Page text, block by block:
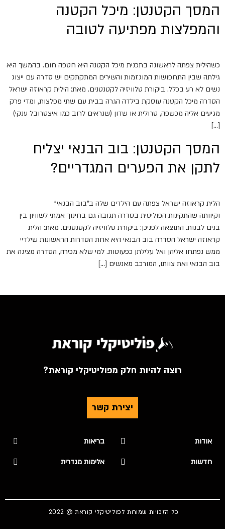
המסך הקטנטן: מיכל הקטנה
והמפלצות מפתיעה לטובה
כשהילית צפתה לראשונה בתכנית מיכל הקטנה היא חטפה חום. בהמשך היא
גילתה שבין התחפושות המוגזמות והשירים המתקתקים יש סדרה עם ייצוג
נשים לא רע בכלל. ביקורת טלוויזיה לקטנטנים. מאת: הילית קראוזה ישראל
הסדרה מיכל הקטנה עוסקת בילדה הגרה בבית עם שתי מפלצות, ומדי פרק
מגיעים אליה מכשפה, טרולית או שדון (שנראים לרוב כמו איצטרובל ענקי)
[…]
המסך הקטנטן: בוב הבנאי יצליח
לתקן את הפערים המגדריים?
הלית קראוזה ישראל צפתה עם הילדים שלה ב"בוב הבנאי"
וקיוותה שהתקינות הפוליטית בסדרה תגובה גם בחינוך אמתי לשוויון בין
בנים לבנות. התוצאה לפניכן: ביקורת טלוויזיה לקטנטנים. מאת: הלית
קראוזה ישראל הסדרה בוב הבנאי היא אחת הסדרות הראשונות שילדיי
ממש נפתחו אליהן ואל עלילתן כפעוטות. למי שלא מכירה, הסדרה מציגה את
בוב הבנאי ואת צוותו, המורכב מאנשים […]
רוצה להיות חלק מפוליטיקלי קוראת?
יצירת קשר
אודות
חדשות
בריאות
אלימות מגדרית
כל הזכויות שמורות לפוליטיקלי קוראת @ 2022